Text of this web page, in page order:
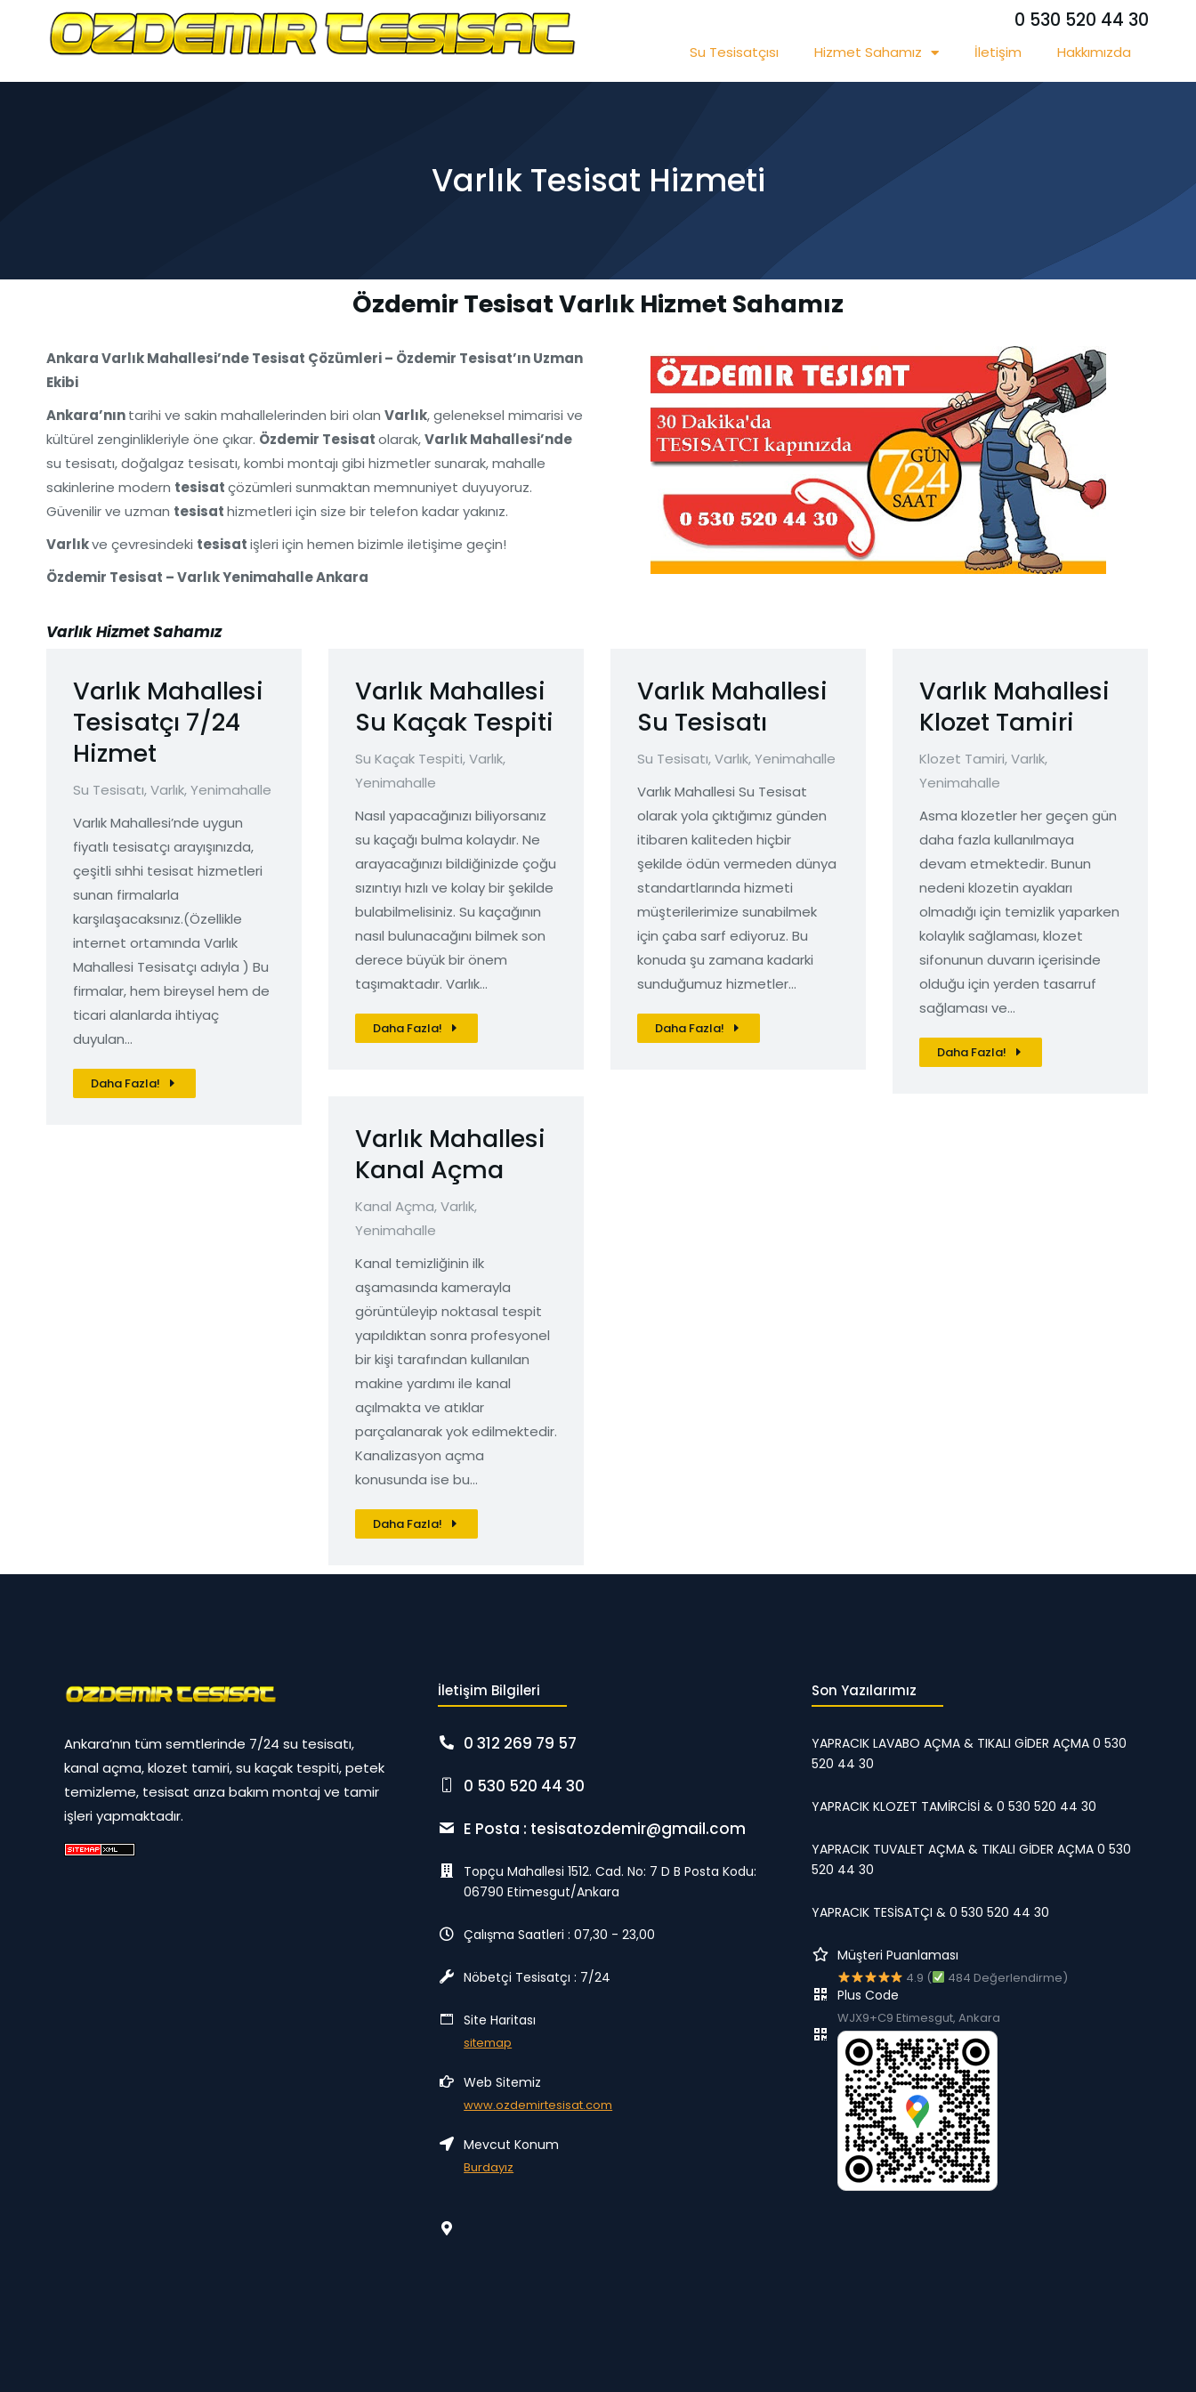
0 530 520 44 30
Su Tesisatçısı Hizmet Sahamız İletişim Hakkımızda
Varlık Tesisat Hizmeti
Özdemir Tesisat Varlık Hizmet Sahamız
Ankara Varlık Mahallesi’nde Tesisat Çözümleri – Özdemir Tesisat’ın Uzman
Ekibi
Ankara’nıntarihi ve sakin mahallelerinden biri olan Varlık, geleneksel mimarisi ve
kültürel zenginlikleriyle öne çıkar. Özdemir Tesisatolarak,Varlık Mahallesi’nde
su tesisatı, doğalgaz tesisatı, kombi montajı gibi hizmetler sunarak, mahalle
sakinlerine modern tesisatçözümleri sunmaktan memnuniyet duyuyoruz.
Güvenilir ve uzman tesisathizmetleri için size bir telefon kadar yakınız.
Varlıkve çevresindeki tesisatişleri için hemen bizimle iletişime geçin!
Özdemir Tesisat – Varlık Yenimahalle Ankara
Varlık Hizmet Sahamız
Varlık Mahallesi
Tesisatçı 7/24
Hizmet
Su Tesisatı,Varlık,Yenimahalle
Varlık Mahallesi’nde uygun
fiyatlı tesisatçı arayışınızda,
çeşitli sıhhi tesisat hizmetleri
sunan firmalarla
karşılaşacaksınız.(Özellikle
internet ortamında Varlık
Mahallesi Tesisatçı adıyla ) Bu
firmalar, hem bireysel hem de
ticari alanlarda ihtiyaç
duyulan…
Daha Fazla!
Varlık Mahallesi
Su Kaçak Tespiti
Su Kaçak Tespiti,Varlık,
Yenimahalle
Nasıl yapacağınızı biliyorsanız
su kaçağı bulma kolaydır. Ne
arayacağınızı bildiğinizde çoğu
sızıntıyı hızlı ve kolay bir şekilde
bulabilmelisiniz. Su kaçağının
nasıl bulunacağını bilmek son
derece büyük bir önem
taşımaktadır. Varlık…
Daha Fazla!
Varlık Mahallesi
Su Tesisatı
Su Tesisatı,Varlık,Yenimahalle
Varlık Mahallesi Su Tesisat
olarak yola çıktığımız günden
itibaren kaliteden hiçbir
şekilde ödün vermeden dünya
standartlarında hizmeti
müşterilerimize sunabilmek
için çaba sarf ediyoruz. Bu
konuda şu zamana kadarki
sunduğumuz hizmetler…
Daha Fazla!
Varlık Mahallesi
Klozet Tamiri
Klozet Tamiri,Varlık,
Yenimahalle
Asma klozetler her geçen gün
daha fazla kullanılmaya
devam etmektedir. Bunun
nedeni klozetin ayakları
olmadığı için temizlik yaparken
kolaylık sağlaması, klozet
sifonunun duvarın içerisinde
olduğu için yerden tasarruf
sağlaması ve…
Daha Fazla!
Varlık Mahallesi
Kanal Açma
Kanal Açma,Varlık,
Yenimahalle
Kanal temizliğinin ilk
aşamasında kamerayla
görüntüleyip noktasal tespit
yapıldıktan sonra profesyonel
bir kişi tarafından kullanılan
makine yardımı ile kanal
açılmakta ve atıklar
parçalanarak yok edilmektedir.
Kanalizasyon açma
konusunda ise bu…
Daha Fazla!
Ankara’nın tüm semtlerinde 7/24 su tesisatı,
kanal açma, klozet tamiri, su kaçak tespiti, petek
temizleme, tesisat arıza bakım montaj ve tamir
işleri yapmaktadır.
İletişim Bilgileri
0 312 269 79 57
0 530 520 44 30
E Posta : tesisatozdemir@gmail.com
Topçu Mahallesi 1512. Cad. No: 7 D B Posta Kodu:
06790 Etimesgut/Ankara
Çalışma Saatleri : 07,30 - 23,00
Nöbetçi Tesisatçı : 7/24
Site Haritası
sitemap
Web Sitemiz
www.ozdemirtesisat.com
Mevcut Konum
Burdayız
Son Yazılarımız
YAPRACIK LAVABO AÇMA & TIKALI GİDER AÇMA 0 530
520 44 30
YAPRACIK KLOZET TAMİRCİSİ & 0 530 520 44 30
YAPRACIK TUVALET AÇMA & TIKALI GİDER AÇMA 0 530
520 44 30
YAPRACIK TESİSATÇI & 0 530 520 44 30
Müşteri Puanlaması
4.9 ( 484 Değerlendirme)
Plus Code
WJX9+C9 Etimesgut, Ankara